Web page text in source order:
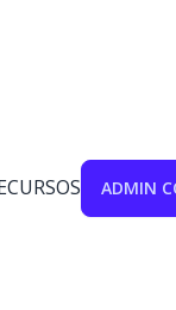
ADMIN